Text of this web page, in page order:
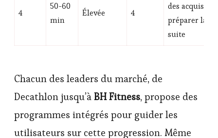
4
50-60
min
Élevée 4
des acquis et
préparer la
suite
Chacun des leaders du marché, de
Decathlon jusqu’àBH Fitness, propose des
programmes intégrés pour guider les
utilisateurs sur cette progression. Même